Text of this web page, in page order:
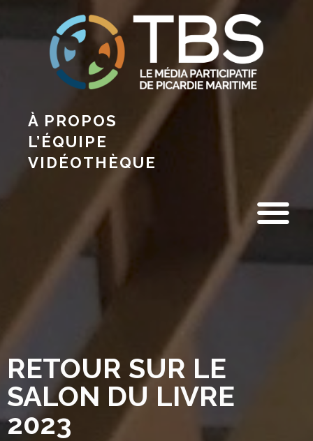
À PROPOS
L’ÉQUIPE
VIDÉOTHÈQUE
RETOUR SUR LE
SALON DU LIVRE
2023